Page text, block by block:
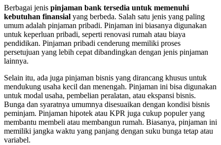
Berbagai jenis pinjaman bank tersedia untuk memenuhi
kebutuhan finansial yang berbeda. Salah satu jenis yang paling
umum adalah pinjaman pribadi. Pinjaman ini biasanya digunakan
untuk keperluan pribadi, seperti renovasi rumah atau biaya
pendidikan. Pinjaman pribadi cenderung memiliki proses
persetujuan yang lebih cepat dibandingkan dengan jenis pinjaman
lainnya.
Selain itu, ada juga pinjaman bisnis yang dirancang khusus untuk
mendukung usaha kecil dan menengah. Pinjaman ini bisa digunakan
untuk modal usaha, pembelian peralatan, atau ekspansi bisnis.
Bunga dan syaratnya umumnya disesuaikan dengan kondisi bisnis
peminjam. Pinjaman hipotek atau KPR juga cukup populer yang
membantu membeli atau membangun rumah. Biasanya, pinjaman ini
memiliki jangka waktu yang panjang dengan suku bunga tetap atau
variabel.